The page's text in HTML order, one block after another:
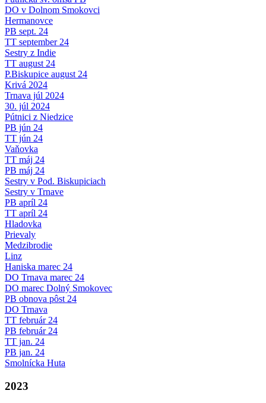
DO v Dolnom Smokovci
Hermanovce
PB sept. 24
TT september 24
Sestry z Indie
TT august 24
P.Biskupice august 24
Krivá 2024
Trnava júl 2024
30. júl 2024
Pútnici z Niedzice
PB jún 24
TT jún 24
Vaňovka
TT máj 24
PB máj 24
Sestry v Pod. Biskupiciach
Sestry v Trnave
PB apríl 24
TT apríl 24
Hladovka
Prievaly
Medzibrodie
Linz
Haniska marec 24
DO Trnava marec 24
DO marec Dolný Smokovec
PB obnova pôst 24
DO Trnava
TT február 24
PB február 24
TT jan. 24
PB jan. 24
Smolnícka Huta
2023